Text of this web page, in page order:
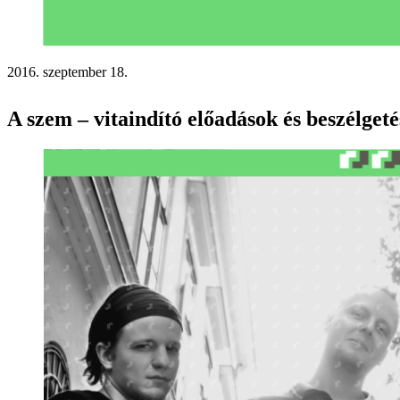
2016. szeptember 18.
A szem – vitaindító előadások és